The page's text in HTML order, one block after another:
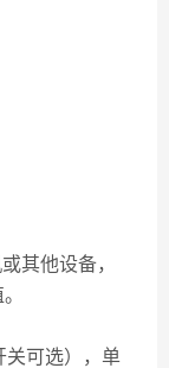
其他设备，
关可选），单